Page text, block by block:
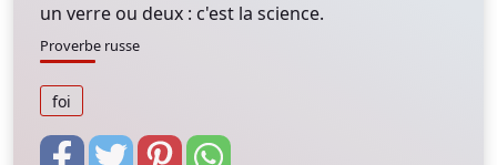
un verre ou deux : c'est la science.
Proverbe russe
foi